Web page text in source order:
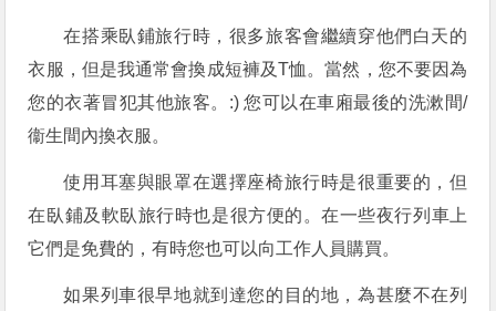
在搭乘臥鋪旅行時，很多旅客會繼續穿他們白天的
衣服，但是我通常會換成短褲及T恤。當然，您不要因為
您的衣著冒犯其他旅客。:) 您可以在車廂最後的洗漱間/
衞生間內換衣服。
使用耳塞與眼罩在選擇座椅旅行時是很重要的，但
在臥鋪及軟臥旅行時也是很方便的。在一些夜行列車上
它們是免費的，有時您也可以向工作人員購買。
如果列車很早地就到達您的目的地，為甚麼不在列